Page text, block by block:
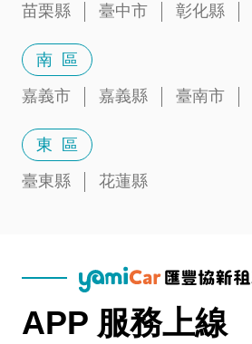
苗栗縣
臺中市 彰化縣
南 區
嘉義市
嘉義縣 臺南市
東 區
臺東縣
花蓮縣
APP 服務上線